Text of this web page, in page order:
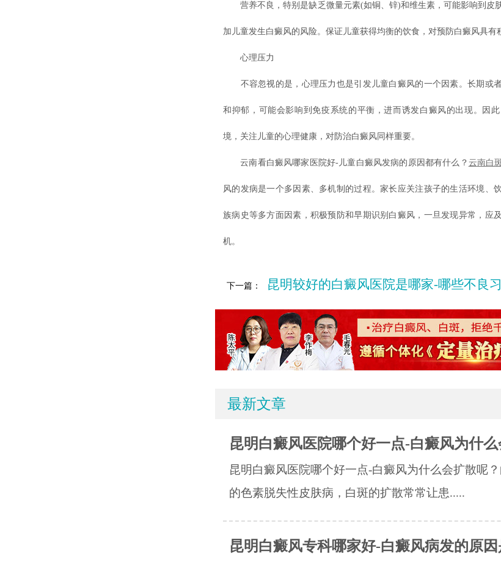
营养不良，特别是缺乏微量元素(如铜、锌)和维生素，可能影响到皮
加儿童发生白癜风的风险。保证儿童获得均衡的饮食，对预防白癜风具有
心理压力
不容忽视的是，心理压力也是引发儿童白癜风的一个因素。长期或
和抑郁，可能会影响到免疫系统的平衡，进而诱发白癜风的出现。因
境，关注儿童的心理健康，对防治白癜风同样重要。
云南看白癜风哪家医院好-儿童白癜风发病的原因都有什么？ 云南白
风的发病是一个多因素、多机制的过程。家长应关注孩子的生活环境、
族病史等多方面因素，积极预防和早期识别白癜风，一旦发现异常，应
机。
下一篇： 昆明较好的白癜风医院是哪家-哪些不良习惯
最新文章
昆明白癜风医院哪个好一点-白癜风为什
昆明白癜风医院哪个好一点-白癜风为什么会扩散呢
的色素脱失性皮肤病，白斑的扩散常常让患.....
昆明白癜风专科哪家好-白癜风病发的原